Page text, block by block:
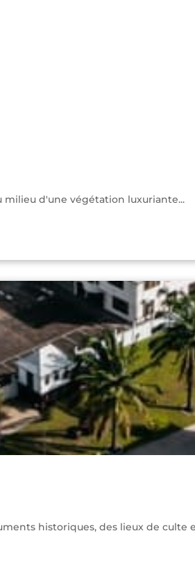
milieu d'une végétation luxuriante...
historiques, des lieux de culte